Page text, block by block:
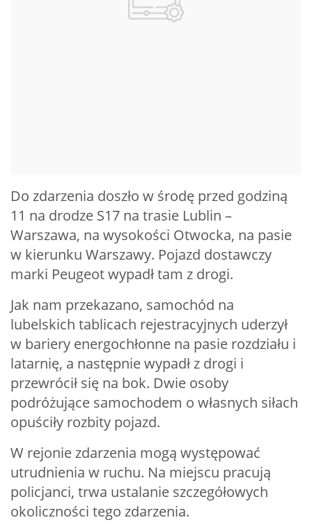
Do zdarzenia doszło w środę przed godziną
11 na drodze S17 na trasie Lublin –
Warszawa, na wysokości Otwocka, na pasie
w kierunku Warszawy. Pojazd dostawczy
marki Peugeot wypadł tam z drogi.
Jak nam przekazano, samochód na
lubelskich tablicach rejestracyjnych uderzył
w bariery energochłonne na pasie rozdziału i
latarnię, a następnie wypadł z drogi i
przewrócił się na bok. Dwie osoby
podróżujące samochodem o własnych siłach
opuściły rozbity pojazd.
W rejonie zdarzenia mogą występować
utrudnienia w ruchu. Na miejscu pracują
policjanci, trwa ustalanie szczegółowych
okoliczności tego zdarzenia.